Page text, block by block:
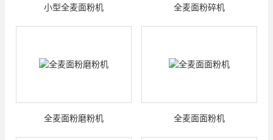
小型全麦面粉机 全麦面粉碎机
全麦面粉磨粉机 全麦面面粉机